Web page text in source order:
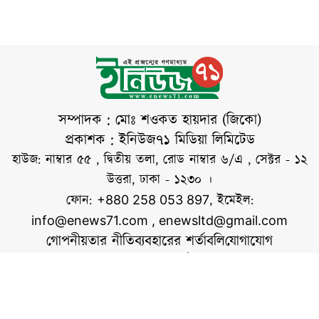
বিদ্যুৎ প্রকল্প এবং
অ্যাসোসিয়েশন অব
বাংলাদেশের (ড্যাব)
৩৭তম প্রতিষ্ঠাবার্ষিকী
উপলক্ষে জাতীয়
সংসদের এলডি হলে
আয়োজিত চিকিৎসক
সমাবেশে প্রধান
অতিথির বক্তব্যে
প্রধানমন্ত্রী এসব কথা
সম্পাদক : মোঃ শওকত হায়দার (জিকো)
প্রকাশক : ইনিউজ৭১ মিডিয়া লিমিটেড
হাউজ: নাম্বার ৫৫ , দ্বিতীয় তলা, রোড নাম্বার ৬/এ , সেক্টর - ১২
উত্তরা, ঢাকা - ১২৩০ ।
ফোন: +880 258 053 897, ইমেইল:
info@enews71.com , enewsltd@gmail.com
গোপনীয়তার নীতিব্যবহারের শর্তাবলিযোগাযোগ